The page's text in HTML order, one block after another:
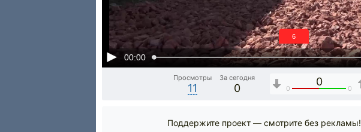
00:00
5
Просмотры
11
За сегодня
0
0
0 0
Поддержите проект — смотрите без рекламы!